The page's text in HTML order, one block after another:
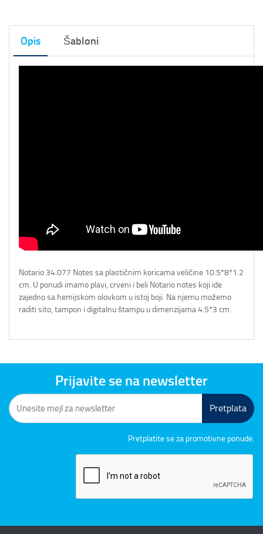
Opis Šabloni
Notario 34.077 Notes sa plastičnim koricama veličine 10.5*8*1.2
cm. U ponudi imamo plavi, crveni i beli Notario notes koji ide
zajedno sa hemijskom olovkom u istoj boji. Na njemu možemo
raditi sito, tampon i digitalnu štampu u dimenzijama 4.5*3 cm.
Prijavite se na newsletter
Pretplata
Pretplatite se za promotivne ponude.